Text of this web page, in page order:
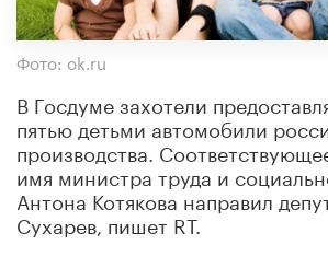
Фото: ok.ru
В Госдуме захотели
пятью детьми автомобили
производства.
имя министра труда и
Антона Котякова направил
Сухарев, пишет RT.